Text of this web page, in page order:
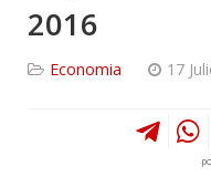
2016
Economia 17